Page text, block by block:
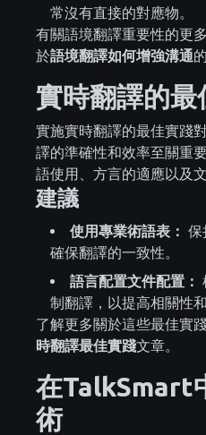
常沒有直接的對應物。
有關語境翻譯重要性的更
於語境翻譯如何增強溝通
實時翻譯的最
實施實時翻譯的最佳實踐
譯的準確性和效率至關重
語使用、方言的適應以及
建議
使用專業術語表： 保
確保翻譯的一致性。
語言配置文件配置：
制翻譯，以提高相關性和
了解更多關於這些最佳實
時翻譯最佳實踐文章。
在TalkSmart
術